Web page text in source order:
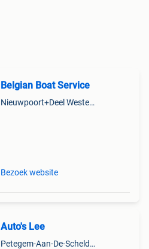
Belgian Boat Service
Nieuwpoort+Deel Westende
Bezoek website
Auto's Lee
Petegem-Aan-De-Schelde + Deel Van Oudenaarde